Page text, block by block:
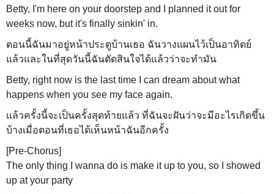
Betty, I'm here on your doorstep and I planned it out for
weeks now, but it's finally sinkin' in.
ตอนนี้ฉันมาอยู่หน้าประตูบ้านเธอ ฉันวางแผนไว้เป็นอาทิตย์
แล้วและในที่สุดวันนี้ฉันตัดสินใจได้แล้วว่าจะทำมัน
Betty, right now is the last time I can dream about what
happens when you see my face again.
แล้วครั้งนี้จะเป็นครั้งสุดท้ายแล้ว ที่ฉันจะฝันว่าจะมีอะไรเกิดขึ้น
บ้างเมื่อตอนที่เธอได้เห็นหน้าฉันอีกครั้ง
[Pre-Chorus]
The only thing I wanna do is make it up to you, so I showed
up at your party